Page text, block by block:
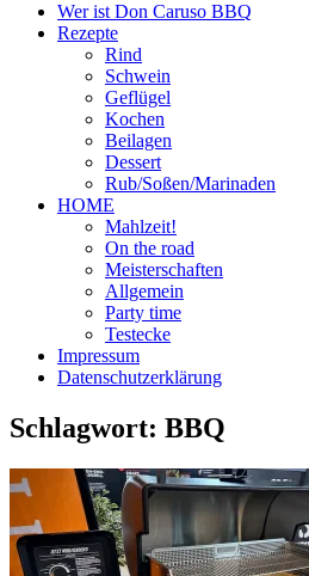
Wer ist Don Caruso BBQ
Rezepte
Rind
Schwein
Geflügel
Kochen
Beilagen
Dessert
Rub/Soßen/Marinaden
HOME
Mahlzeit!
On the road
Meisterschaften
Allgemein
Party time
Testecke
Impressum
Datenschutzerklärung
Schlagwort: BBQ